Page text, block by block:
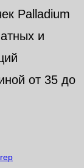
Palladium
и
от 35 до